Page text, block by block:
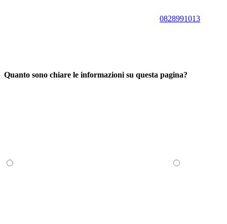
0828991013
Quanto sono chiare le informazioni su questa pagina?